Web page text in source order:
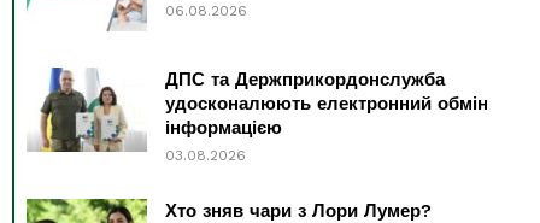
06.08.2026
ДПС та Держприкордонслужба
удосконалюють електронний обмін
інформацією
03.08.2026
Хто зняв чари з Лори Лумер?